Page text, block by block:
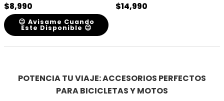
$8,990
😉 Avisame Cuando
Este Disponible 😉
$14,990
POTENCIA TU VIAJE: ACCESORIOS PERFECTOS
PARA BICICLETAS Y MOTOS